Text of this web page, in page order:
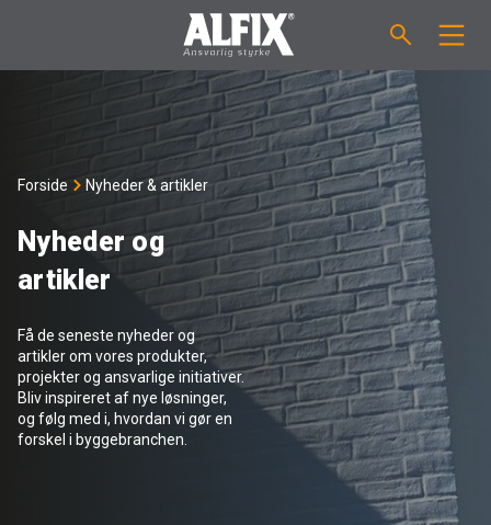
Støbemasse ”Mix”
Spartelmasse ”Mix”
Vådrumsmembraner
Fliseklæber "Fix"
Primere / Bindere
VEJLEDNINGER
FORBRUGSBEREGNER
OM ALFIX
Om Alfix
Ansvarlighed
NYHEDER & ARTIKLER
DK
Forside Nyheder & artikler
Nyheder og
artikler
Få de seneste nyheder og
artikler om vores produkter,
projekter og ansvarlige initiativer.
Bliv inspireret af nye løsninger,
og følg med i, hvordan vi gør en
forskel i byggebranchen.